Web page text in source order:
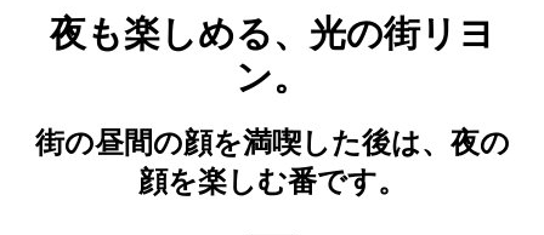
夜も楽しめる、光の街リヨ
ン。
街の昼間の顔を満喫した後は、夜の
顔を楽しむ番です。